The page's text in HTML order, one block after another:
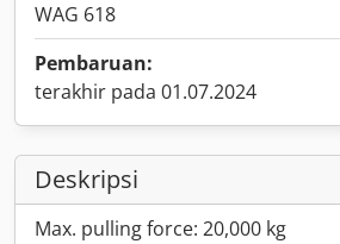
WAG 618
Pembaruan:
terakhir pada 01.07.2024
Deskripsi
Max. pulling force: 20,000 kg